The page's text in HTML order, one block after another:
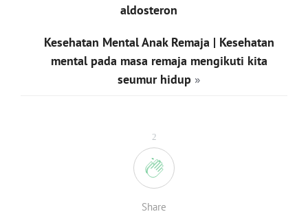
2
Share
aldosteron
Kesehatan Mental Anak Remaja | Kesehatan
mental pada masa remaja mengikuti kita
seumur hidup »